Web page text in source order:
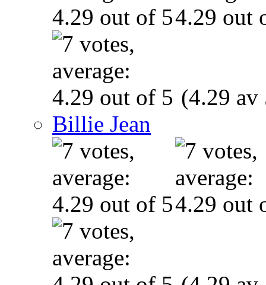
(4.29 av
Billie Jean